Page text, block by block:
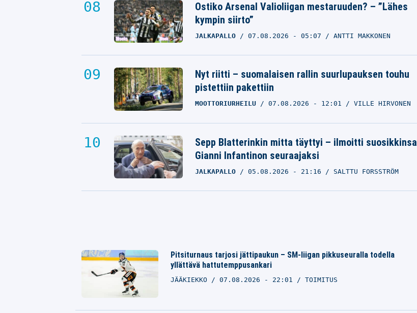
Ostiko Arsenal Valioliigan mestaruuden? – ”Lähes
kympin siirto”
JALKAPALLO 07.08.2026 - 05:07 ANTTI MAKKONEN
Nyt riitti – suomalaisen rallin suurlupauksen touhu
pistettiin pakettiin
MOOTTORIURHEILU 07.08.2026 - 12:01 VILLE HIRVONEN
Sepp Blatterinkin mitta täyttyi – ilmoitti suosikkinsa
Gianni Infantinon seuraajaksi
JALKAPALLO 05.08.2026 - 21:16 SALTTU FORSSTRÖM
Pitsiturnaus tarjosi jättipaukun – SM-liigan pikkuseuralla todella
yllättävä hattutemppusankari
JÄÄKIEKKO 07.08.2026 - 22:01 TOIMITUS